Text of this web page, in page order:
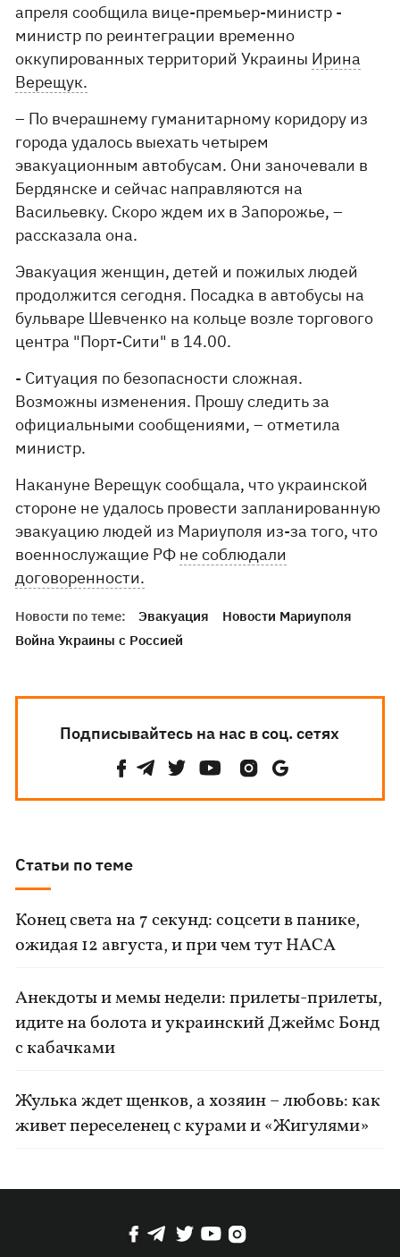
апреля сообщила вице-премьер-министр -
министр по реинтеграции временно
оккупированных территорий Украины Ирина
Верещук.
– По вчерашнему гуманитарному коридору из
города удалось выехать четырем
эвакуационным автобусам. Они заночевали в
Бердянске и сейчас направляются на
Васильевку. Скоро ждем их в Запорожье, –
рассказала она.
Эвакуация женщин, детей и пожилых людей
продолжится сегодня. Посадка в автобусы на
бульваре Шевченко на кольце возле торгового
центра "Порт-Сити" в 14.00.
- Ситуация по безопасности сложная.
Возможны изменения. Прошу следить за
официальными сообщениями, – отметила
министр.
Накануне Верещук сообщала, что украинской
стороне не удалось провести запланированную
эвакуацию людей из Мариуполя из-за того, что
военнослужащие РФ не соблюдали
договоренности.
Новости по теме: Эвакуация
Новости Мариуполя
Война Украины с Россией
Подписывайтесь на нас в соц. сетях
Статьи по теме
Конец света на 7 секунд: соцсети в панике,
ожидая 12 августа, и при чем тут НАСА
Анекдоты и мемы недели: прилеты-прилеты,
идите на болота и украинский Джеймс Бонд
с кабачками
Жулька ждет щенков, а хозяин – любовь: как
живет переселенец с курами и «Жигулями»